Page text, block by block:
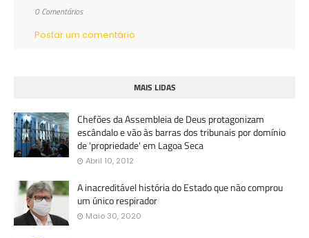
0 Comentários
Postar um comentário
MAIS LIDAS
Chefões da Assembleia de Deus protagonizam
escândalo e vão às barras dos tribunais por domínio
de 'propriedade' em Lagoa Seca
Abril 10, 2012
A inacreditável história do Estado que não comprou
um único respirador
Maio 30, 2020